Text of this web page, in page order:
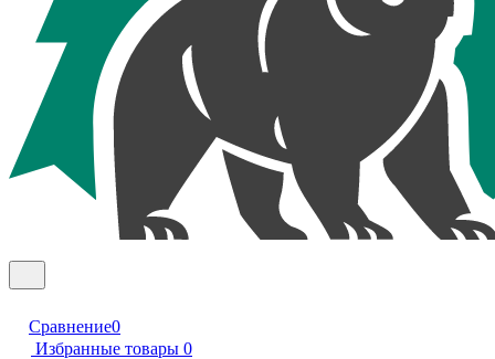
Сравнение0
Избранные товары 0